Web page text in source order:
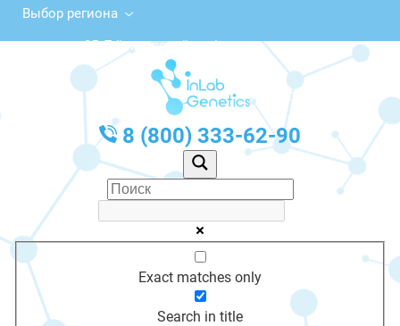
Выбор региона
25, 7-й микрорайон, Ангарск
с 10:00 до 20:00
График работы: Пн-Пт с 10:00 до 20:00
8 (800) 333-62-90
Exact matches only
Search in title